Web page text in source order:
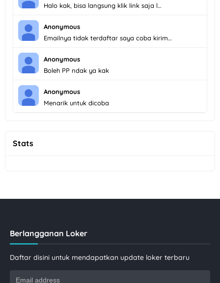
Halo kak, bisa langsung klik link saja l…
Anonymous
Emailnya tidak terdaftar saya coba kirim…
Anonymous
Boleh PP ndak ya kak
Anonymous
Menarik untuk dicoba
Stats
Berlangganan Loker
Daftar disini untuk mendapatkan update loker terbaru